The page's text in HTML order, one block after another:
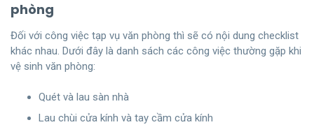
phòng
Đối với công việc tạp vụ văn phòng thì sẽ có nội dung checklist
khác nhau. Dưới đây là danh sách các công việc thường gặp khi
vệ sinh văn phòng:
Quét và lau sàn nhà
Lau chùi cửa kính và tay cầm cửa kính